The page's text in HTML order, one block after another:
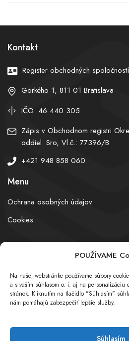
POUŽÍVAME
Na našej webstránke používame súbory
a s vaším súhlasom o. i. aj na personalizáciu
stránok. Kliknutím na tlačidlo "Súhlasím"
nám pomáhajú zabezpečiť lepšie služby.
Súhlasím
Kontakt
Register obchodných
Gorkého 1, 811 01 Bratislava
IČO: 46 440 305
Zápis v Obchodnom registri
oddiel: Sro, Vl.č.: 77396/B
+421 948 858 060
Menu
Ochrana osobných údajov
Cookies